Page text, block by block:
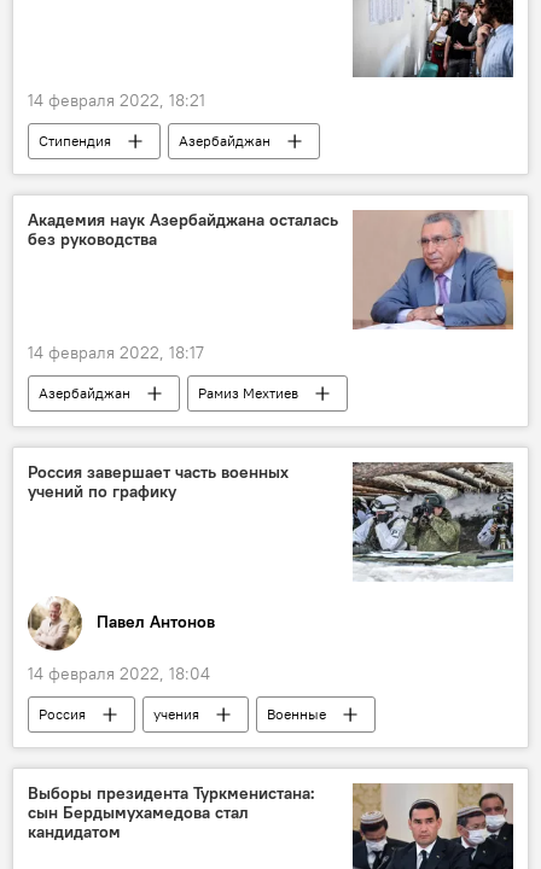
14 февраля 2022, 18:21
Стипендия
Азербайджан
студенты
Академия наук Азербайджана осталась
без руководства
14 февраля 2022, 18:17
Азербайджан
Рамиз Мехтиев
Отставка
НАНА
заседание
Россия завершает часть военных
учений по графику
Павел Антонов
14 февраля 2022, 18:04
Россия учения
Военные
график
График
Выборы президента Туркменистана:
сын Бердымухамедова стал
кандидатом